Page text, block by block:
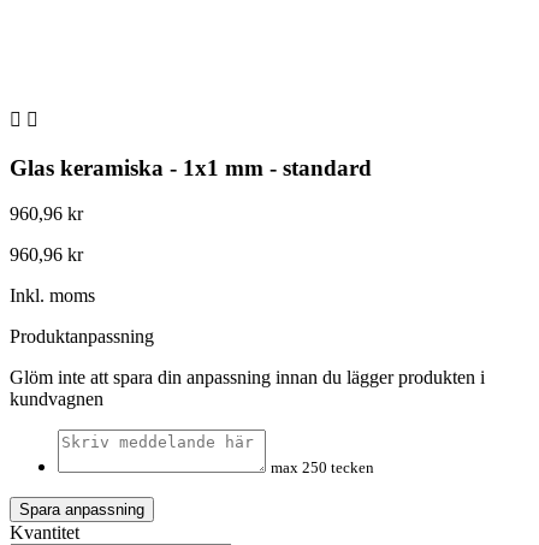
 
Glas keramiska - 1x1 mm - standard
960,96 kr
960,96 kr
Inkl. moms
Produktanpassning
Glöm inte att spara din anpassning innan du lägger produkten i
kundvagnen
max 250 tecken
Spara anpassning
Kvantitet